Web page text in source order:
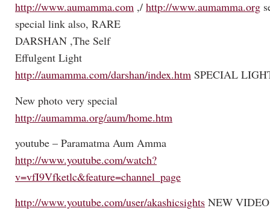
http://www.aumamma.com ,/ http://www.aumamma.org
special link also, RARE
DARSHAN ,The Self
Effulgent Light
http://aumamma.com/darshan/index.htm SPECIAL
New photo very special
http://aumamma.org/aum/home.htm
youtube – Paramatma Aum Amma
http://www.youtube.com/watch?
v=vfI9Vfketlc&feature=channel_page
http://www.youtube.com/user/akashicsights NEW VIDEO